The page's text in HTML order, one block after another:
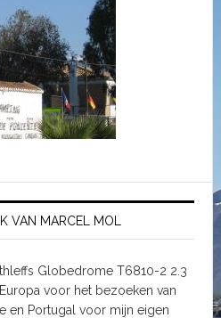
VAN MARCEL MOL
Globedrome T6810-2 2.3
voor het bezoeken van
en Portugal voor mijn eigen